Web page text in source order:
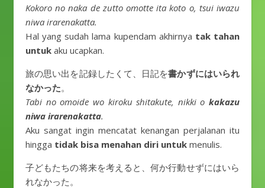
Kokoro no naka de zutto omotte ita koto o, tsui iwazu
niwa irarenakatta.
Hal yang sudah lama kupendam akhirnya tak tahan
untuk aku ucapkan.
旅の思い出を記録したくて、日記を書かずにはいられ
なかった。
Tabi no omoide wo kiroku shitakute, nikki o kakazu
niwa irarenakatta.
Aku sangat ingin mencatat kenangan perjalanan itu
hingga tidak bisa menahan diri untuk menulis.
子どもたちの将来を考えると、何か行動せずにはいら
れなかった。